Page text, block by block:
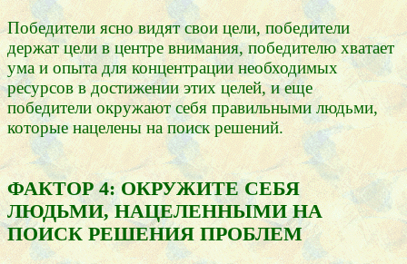
Победители ясно видят свои цели, победители
держат цели в центре внимания, победителю хватает
ума и опыта для концентрации необходимых
ресурсов в достижении этих целей, и еще
победители окружают себя правильными людьми,
которые нацелены на поиск решений.
ФАКТОР 4: ОКРУЖИТЕ СЕБЯ
ЛЮДЬМИ, НАЦЕЛЕННЫМИ НА
ПОИСК РЕШЕНИЯ ПРОБЛЕМ